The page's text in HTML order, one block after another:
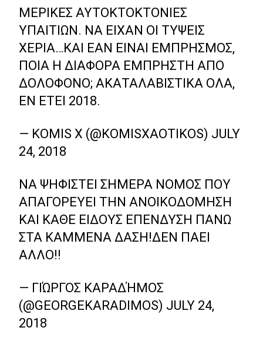
ΜΕΡΙΚΈΣ ΑΥΤΟΚΤΟΚΤΟΝΊΕΣ
ΥΠΑΙΤΊΩΝ. ΝΑ ΕΊΧΑΝ ΟΙ ΤΎΨΕΙΣ
ΧΕΡΙΑ…ΚΑΙ ΕΑΝ ΕΊΝΑΙ ΕΜΠΡΗΣΜΌΣ,
ΠΟΙΑ Η ΔΙΑΦΟΡΆ ΕΜΠΡΗΣΤΉ ΑΠΌ
ΔΟΛΟΦΟΝΟ; ΑΚΑΤΑΛΑΒΊΣΤΙΚΑ ΌΛΑ,
ΕΝ ΈΤΕΙ 2018.
— KOMIS X (@KOMISXAOTIKOS) JULY
24, 2018
ΝΑ ΨΗΦΙΣΤΕΙ ΣΗΜΕΡΑ ΝΟΜΟΣ ΠΟΥ
ΑΠΑΓΟΡΕΥΕΙ ΤΗΝ ΑΝΟΙΚΟΔΟΜΗΣΗ
ΚΑΙ ΚΑΘΕ ΕΙΔΟΥΣ ΕΠΕΝΔΥΣΗ ΠΑΝΩ
ΣΤΑ ΚΑΜΜΕΝΑ ΔΑΣΗ!ΔΕΝ ΠΑΕΙ
ΑΛΛΟ!!
— ΓΙΏΡΓΟΣ ΚΑΡΑΔΉΜΟΣ
(@GEORGEKARADIMOS) JULY 24,
2018